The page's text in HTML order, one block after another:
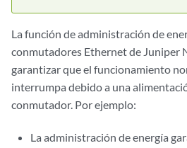
La función de administración de
conmutadores Ethernet de Juniper
garantizar que el funcionamiento
interrumpa debido a una
conmutador. Por ejemplo:
La administración de energía